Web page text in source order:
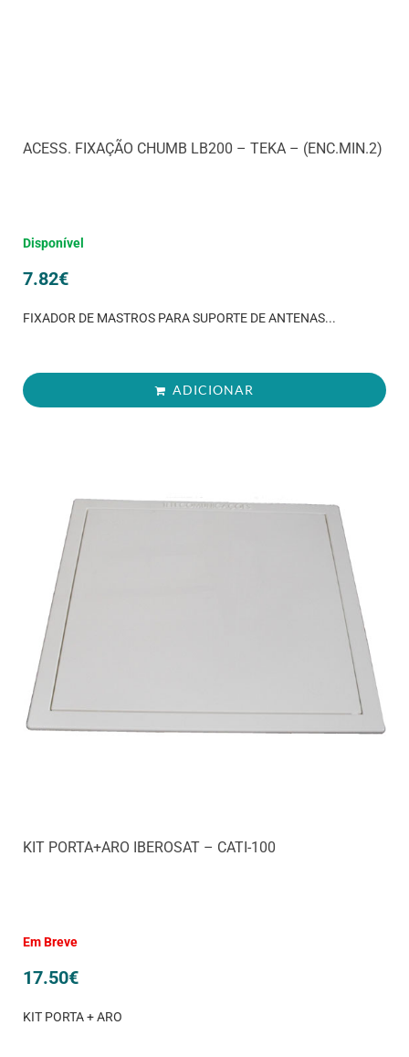
ACESS. FIXAÇÃO CHUMB LB200 – TEKA – (ENC.MIN.2)
Disponível
7.82€
FIXADOR DE MASTROS PARA SUPORTE DE ANTENAS...
ADICIONAR
KIT PORTA+ARO IBEROSAT – CATI-100
Em Breve
17.50€
KIT PORTA + ARO